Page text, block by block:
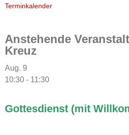
Terminkalender
Anstehende
Kreuz
Aug. 9
10:30 - 11:30
Gottesdienst (mit